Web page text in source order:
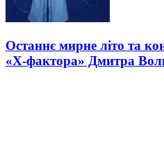
Останнє мирне літо та
«Х-фактора» Дмитра